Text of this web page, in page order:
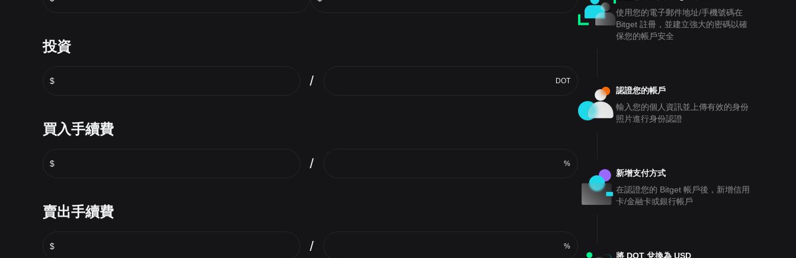
投資
$ / DOT
買入手續費
$ / %
賣出手續費
$ / %
使用您的電子郵件地址/手機號碼在
Bitget 註冊，並建立強大的密碼以確
保您的帳戶安全
認證您的帳戶
輸入您的個人資訊並上傳有效的身份
照片進行身份認證
新增支付方式
在認證您的 Bitget 帳戶後，新增信用
卡/金融卡或銀行帳戶
將 DOT 兌換為 USD